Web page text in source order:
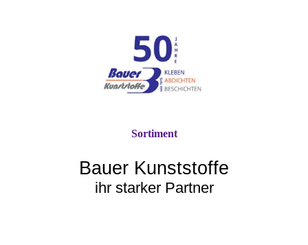
Bauer Kunststoffe
ihr starker Partner
Sortiment